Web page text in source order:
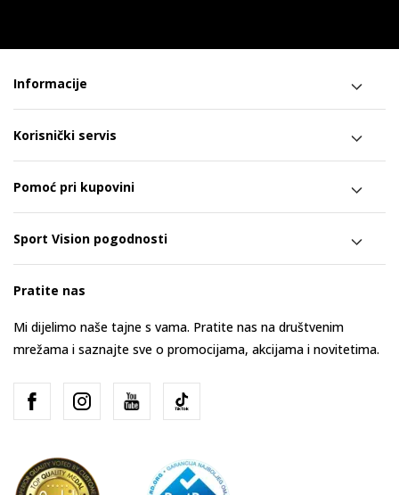
Informacije
Korisnički servis
Pomoć pri kupovini
Sport Vision pogodnosti
Pratite nas
Mi dijelimo naše tajne s vama. Pratite nas na društvenim
mrežama i saznajte sve o promocijama, akcijama i novitetima.